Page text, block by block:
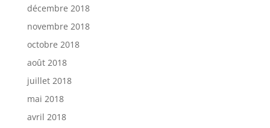
décembre 2018
novembre 2018
octobre 2018
août 2018
juillet 2018
mai 2018
avril 2018